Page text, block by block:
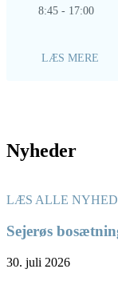
8:45 - 17:00
LÆS MERE
Nyheder
LÆS ALLE
Sejerøs
30. juli 2026